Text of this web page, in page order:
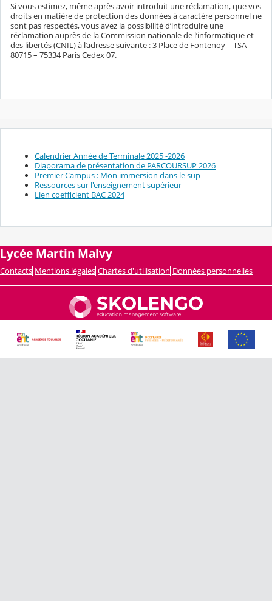
Si vous estimez, même après avoir introduit une réclamation, que vos
droits en matière de protection des données à caractère personnel ne
sont pas respectés, vous avez la possibilité d’introduire une
réclamation auprès de la Commission nationale de l’informatique et
des libertés (CNIL) à l’adresse suivante : 3 Place de Fontenoy – TSA
80715 – 75334 Paris Cedex 07.
Calendrier Année de Terminale 2025 -2026
Diaporama de présentation de PARCOURSUP 2026
Premier Campus : Mon immersion dans le sup
Ressources sur l'enseignement supérieur
Lien coefficient BAC 2024
Lycée Martin Malvy
Contacts Mentions légales Chartes d'utilisation Données personnelles